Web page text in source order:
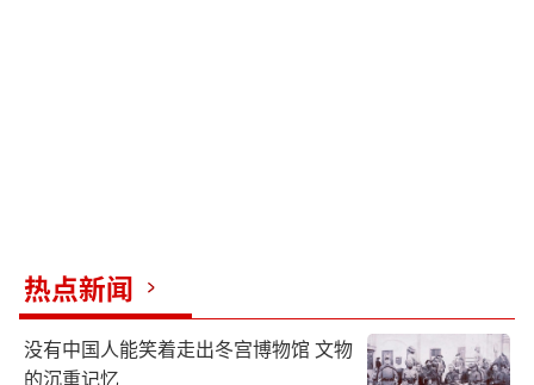
热点新闻
没有中国人能笑着走出冬宫博物馆 文物
的沉重记忆